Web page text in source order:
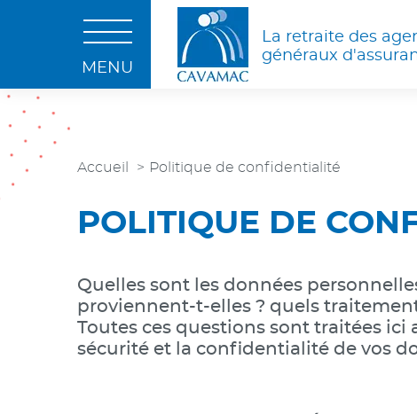
Aller au contenu Aller au menu
OUVRIR LE MENU
MENU
La retraite des
généraux
Accueil Politique de confidentialité
POLITIQUE DE
Quelles sont les données
proviennent-t-elles ? quels
Toutes ces questions sont traitées ici
sécurité et la confidentialité de vos